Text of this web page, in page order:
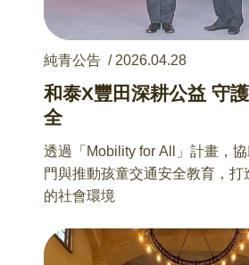
純青公告 / 2026.04.28
和泰X豐田深耕公益 守
全
透過「Mobility for All」計畫，
門與推動孩童交通安全教育，打
的社會環境